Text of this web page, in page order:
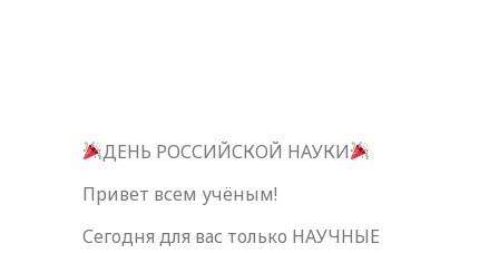
ДЕНЬ РОССИЙСКОЙ НАУКИ
Привет всем учёным!
Сегодня для вас только НАУЧНЫЕ